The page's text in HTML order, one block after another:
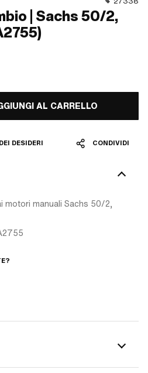
| Sachs 50/2,
AL CARRELLO
DESIDERI CONDIVIDI
motori manuali Sachs 50/2,